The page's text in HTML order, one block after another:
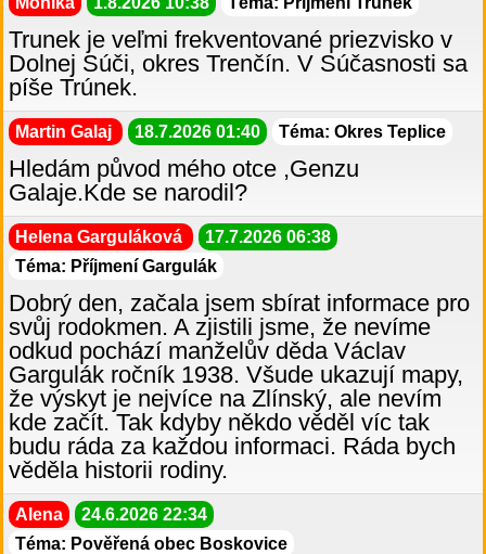
Trunek je veľmi frekventované priezvisko v
Dolnej Súči, okres Trenčín. V Súčasnosti sa
píše Trúnek.
Martin Galaj 18.7.2026 01:40 Téma: Okres Teplice
Hledám původ mého otce ,Genzu
Galaje.Kde se narodil?
Helena Garguláková
17.7.2026 06:38
Téma: Příjmení Gargulák
Dobrý den, začala jsem sbírat informace pro
svůj rodokmen. A zjistili jsme, že nevíme
odkud pochází manželův děda Václav
Gargulák ročník 1938. Všude ukazují mapy,
že výskyt je nejvíce na Zlínský, ale nevím
kde začít. Tak kdyby někdo věděl víc tak
budu ráda za každou informaci. Ráda bych
věděla historii rodiny.
Alena
24.6.2026 22:34
Téma: Pověřená obec Boskovice